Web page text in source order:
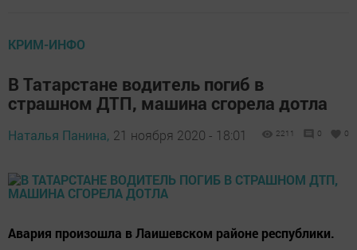
КРИМ-ИНФО
В Татарстане водитель погиб в
страшном ДТП, машина сгорела дотла
Наталья Панина, 21 ноября 2020 - 18:01 2211 0 0
Авария произошла в Лаишевском районе республики.